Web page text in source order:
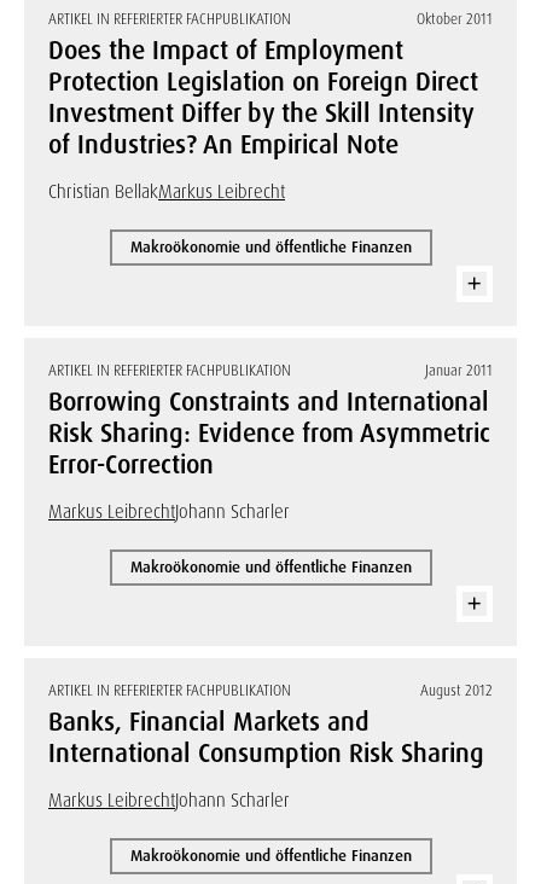
ARTIKEL IN REFERIERTER FACHPUBLIKATION Oktober 2011
Does the Impact of Employment
Protection Legislation on Foreign Direct
Investment Differ by the Skill Intensity
of Industries? An Empirical Note
Christian BellakMarkus Leibrecht
Makroökonomie und öffentliche Finanzen
ARTIKEL IN REFERIERTER FACHPUBLIKATION Januar 2011
Borrowing Constraints and International
Risk Sharing: Evidence from Asymmetric
Error-Correction
Markus LeibrechtJohann Scharler
Makroökonomie und öffentliche Finanzen
ARTIKEL IN REFERIERTER FACHPUBLIKATION August 2012
Banks, Financial Markets and
International Consumption Risk Sharing
Markus LeibrechtJohann Scharler
Makroökonomie und öffentliche Finanzen